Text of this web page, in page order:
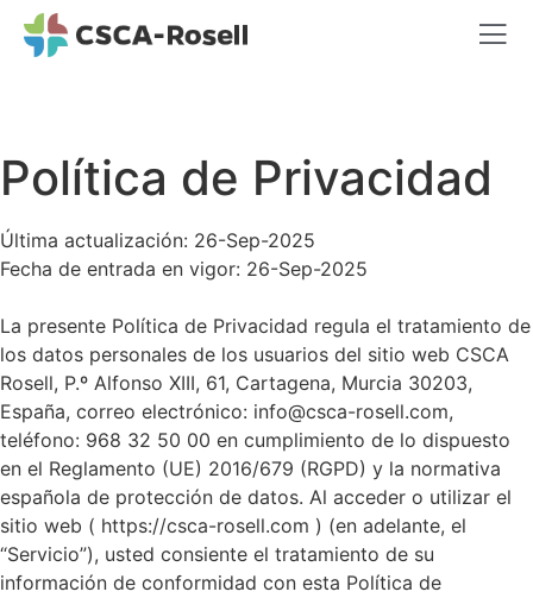
Política de Privacidad
Última actualización: 26-Sep-2025
Fecha de entrada en vigor: 26-Sep-2025
La presente Política de Privacidad regula el tratamiento de
los datos personales de los usuarios del sitio web CSCA
Rosell, P.º Alfonso XIII, 61, Cartagena, Murcia 30203,
España, correo electrónico: info@csca-rosell.com,
teléfono: 968 32 50 00 en cumplimiento de lo dispuesto
en el Reglamento (UE) 2016/679 (RGPD) y la normativa
española de protección de datos. Al acceder o utilizar el
sitio web ( https://csca-rosell.com ) (en adelante, el
“Servicio”), usted consiente el tratamiento de su
información de conformidad con esta Política de